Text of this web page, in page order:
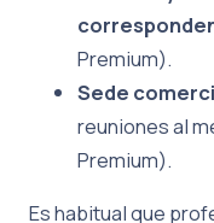
Premium).
Sede
reuniones al
Premium).
Es habitual que